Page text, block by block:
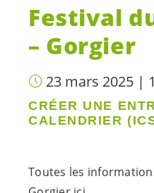
Festival
– Gorgier
23 mars 2025 |
CRÉER UNE
CALENDRIER
Toutes les